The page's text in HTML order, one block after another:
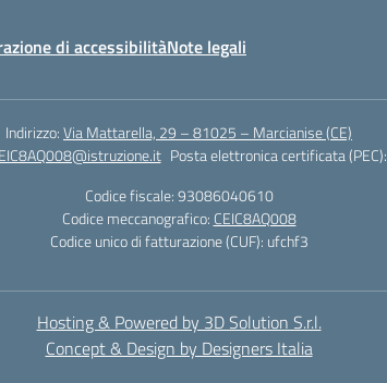
di accessibilitàNote legali
Indirizzo:Via Mattarella, 29 – 81025 – Marcianise (CE)
Posta elettronica certificata (PEC):
Codice fiscale: 93086040610
Codice meccanografico: CEIC8AQ008
Codice unico di fatturazione (CUF): ufchf3
Hosting & Powered by 3D Solution S.r.l.
Concept & Design by Designers Italia